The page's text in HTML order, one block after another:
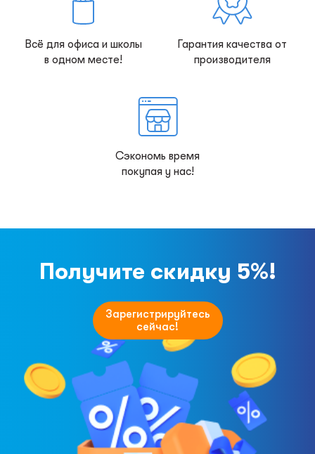
Всё для офиса и школы
в одном месте!
Гарантия качества от
производителя
Сэкономь время
покупая у нас!
Получите скидку 5%!
Зарегистрируйтесь
сейчас!